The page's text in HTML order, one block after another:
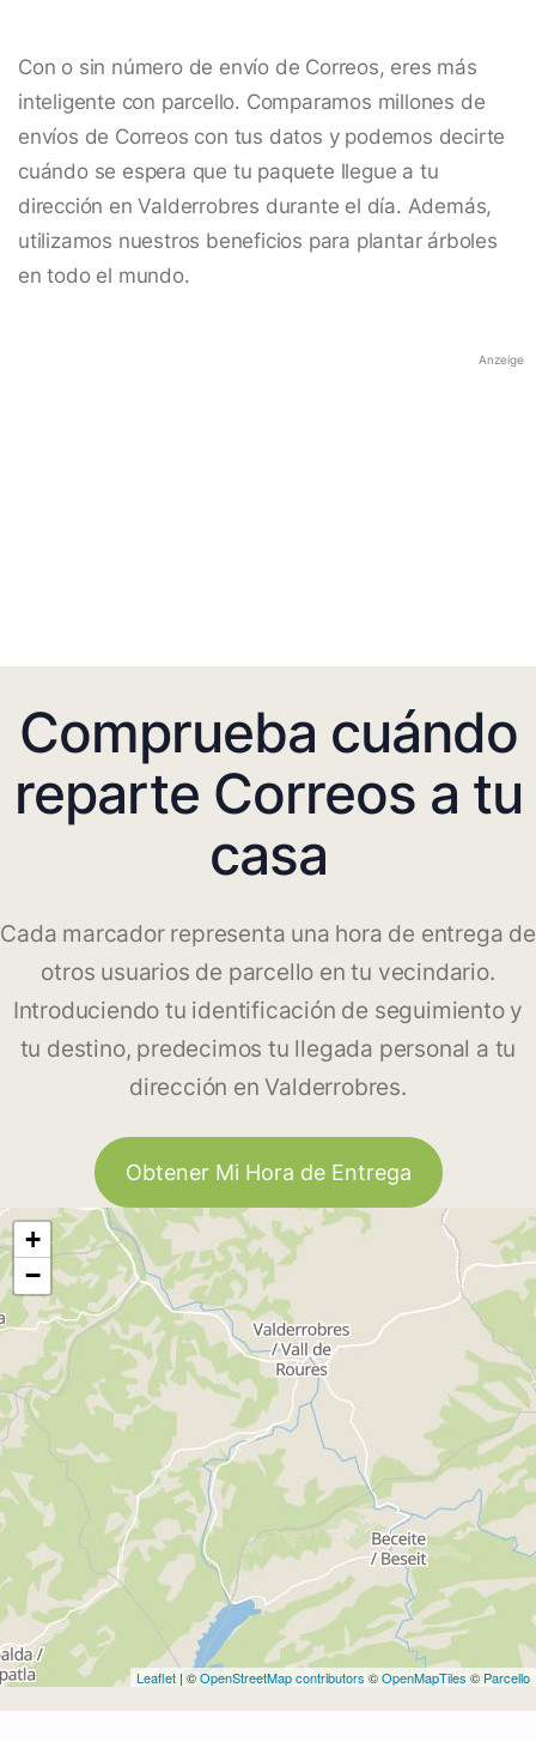
Con o sin número de envío de Correos, eres más
inteligente con parcello. Comparamos millones de
envíos de Correos con tus datos y podemos decirte
cuándo se espera que tu paquete llegue a tu
dirección en Valderrobres durante el día. Además,
utilizamos nuestros beneficios para plantar árboles
en todo el mundo.
Anzeige
Comprueba cuándo
reparte Correos a tu
casa
Cada marcador representa una hora de entrega de
otros usuarios de parcello en tu vecindario.
Introduciendo tu identificación de seguimiento y
tu destino, predecimos tu llegada personal a tu
dirección en Valderrobres.
Obtener Mi Hora de Entrega
+
−
Leaflet | ©OpenStreetMap contributors ©OpenMapTiles © Parcello